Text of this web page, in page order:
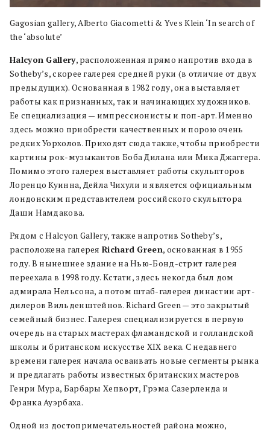
Gagosian gallery, Alberto Giacometti & Yves Klein ‘In search of
the ‘absolute’
Halcyon Gallery, расположенная прямо напротив входа в
Sotheby’s, скорее галерея средней руки (в отличие от двух
предыдущих). Основанная в 1982 году, она выставляет
работы как признанных, так и начинающих художников.
Ее специализация — импрессионисты и поп-арт. Именно
здесь можно приобрести качественных и порою очень
редких Уорхолов. Приходят сюда также, чтобы приобрести
картины рок-музыкантов Боба Дилана или Мика Джаггера.
Помимо этого галерея выставляет работы скульпторов
Лоренцо Куинна, Дейла Чихули и является официальным
лондонским представителем российского скульптора
Даши Намдакова.
Рядом с Halcyon Gallery, также напротив Sotheby’s,
расположена галереяRichard Green, основанная в 1955
году. В нынешнее здание на Нью-Бонд-стрит галерея
переехала в 1998 году. Кстати, здесь некогда был дом
адмирала Нельсона, а потом штаб-галерея династии арт-
дилеров Вильденштейнов. Richard Green — это закрытый
семейный бизнес. Галерея специализируется в первую
очередь на старых мастерах фламандской и голландской
школы и британском искусстве XIX века. С недавнего
времени галерея начала осваивать новые сегменты рынка
и предлагать работы известных британских мастеров
Генри Мура, Барбары Хепворт, Грэма Сазерленда и
Франка Ауэрбаха.
Одной из достопримечательностей района можно,